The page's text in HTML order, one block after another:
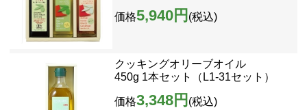
価格5,940円 (税込)
クッキングオリーブオイル
450g 1本セット（L1-31セット）
価格3,348円 (税込)